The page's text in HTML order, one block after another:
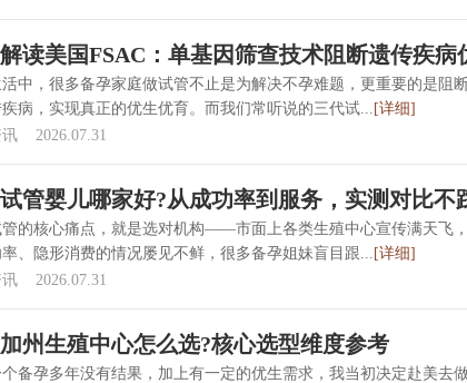
读美国FSAC：单基因筛查技术阻断遗传疾病
中，很多备孕家庭做试管不止是为解决不孕难题，更重要的是阻
病，实现真正的优生优育。而我们常听说的三代试... [详细]
2026.07.31
管婴儿哪家好?从成功率到服务，实测对比不
管的核心痛点，就是选对机构——市面上各类生殖中心宣传满天飞
、隐形消费的情况屡见不鲜，很多备孕姐妹盲目跟... [详细]
2026.07.31
州生殖中心怎么选?核心选型维度参考
备孕多年没有结果，加上有一定的优生需求，我当初决定赴美去